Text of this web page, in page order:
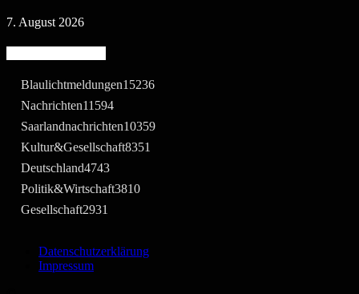
7. August 2026
Blaulichtmeldungen15236
Nachrichten11594
Saarlandnachrichten10359
Kultur&Gesellschaft8351
Deutschland4743
Politik&Wirtschaft3810
Gesellschaft2931
Datenschutzerklärung
Impressum